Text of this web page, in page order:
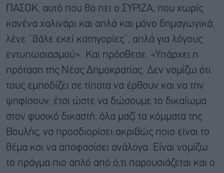
ΠΑΣΟΚ, αυτό που θα πει ο ΣΥΡΙΖΑ, που χωρίς
κανένα χαλινάρι και απλά και μόνο δημαγωγικά,
λένε ‘’βάλε εκεί κατηγορίες’’, απλά για λόγους
εντυπωσιασμού». Και πρόσθεσε: «Υπάρχει η
πρόταση της Νέας Δημοκρατίας. Δεν νομίζω ότι
τους εμποδίζει σε τίποτα να έρθουν και να την
ψηφίσουν, έτσι ώστε να δώσουμε το δικαίωμα
στον φυσικό δικαστή, όλα μαζί τα κόμματα της
Βουλής, να προσδιορίσει ακριβώς ποιο είναι το
θέμα και να αποφασίσει ανάλογα. Είναι νομίζω
το πράγμα πιο απλό από ό,τι παρουσιάζεται και ο